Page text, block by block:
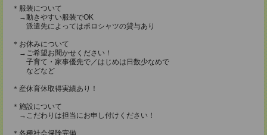
＊服装について
→動きやすい服装でOK
派遣先によってはポロシャツの貸与あり
＊お休みについて
→ご希望お聞かせください！
子育て・家事優先で／はじめは日数少なめで
などなど
＊産休育休取得実績あり！
＊施設について
→こだわりは担当にお申し付けください！
＊各種社会保険完備